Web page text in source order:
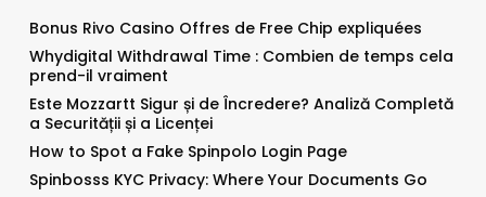
Bonus Rivo Casino Offres de Free Chip expliquées
Whydigital Withdrawal Time : Combien de temps cela
prend-il vraiment
Este Mozzartt Sigur și de Încredere? Analiză Completă
a Securității și a Licenței
How to Spot a Fake Spinpolo Login Page
Spinbosss KYC Privacy: Where Your Documents Go